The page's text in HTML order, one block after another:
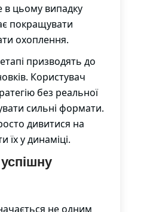
цьому випадку
покращувати
охоплення.
призводять до
Користувач
без реальної
сильні формати.
дивитися на
їх у динаміці.
не одним